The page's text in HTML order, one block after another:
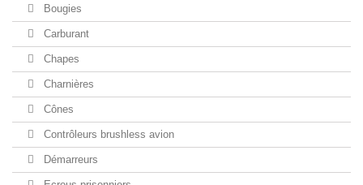
Bougies
Carburant
Chapes
Charnières
Cônes
Contrôleurs brushless avion
Démarreurs